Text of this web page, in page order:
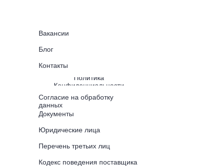
Документы
Юридические лица
Перечень третьих лиц
Кодекс поведения поставщика
Политика
Конфиденциальности
Согласие на обработку
данных
Контакты
Блог
Вакансии